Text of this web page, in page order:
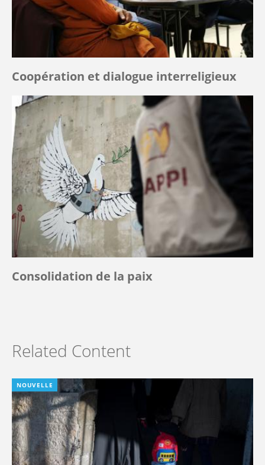
Coopération et dialogue interreligieux
Consolidation de la paix
Related Content
NOUVELLE